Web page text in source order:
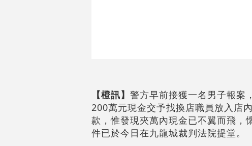
【橙訊】 警方早前接獲一名男子報案
200萬元現金交予找換店職員放入店
款，惟發現夾萬內現金已不翼而飛，
件已於今日在九龍城裁判法院提堂。